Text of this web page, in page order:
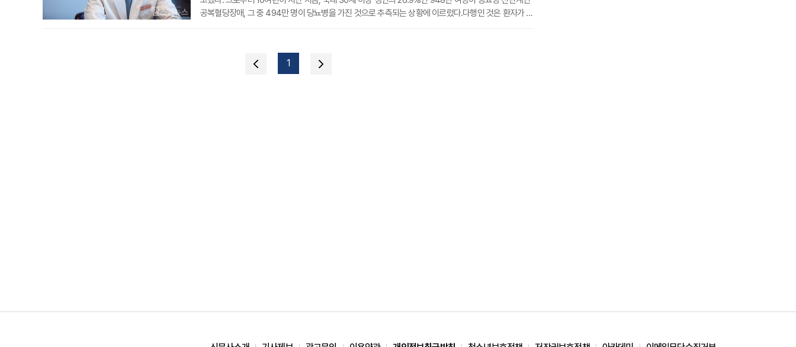
공복혈당장애, 그 중 494만 명이 당뇨병을 가진 것으로 추측되는 상황에 이르렀다.다행인 것은 환자가 늘
수를 만나 빠르게 늘고 있는 만성질환, 당뇨병 정복의 실마리를 모색해 본다.Q. 당뇨병 대란이라는 말이 무
1